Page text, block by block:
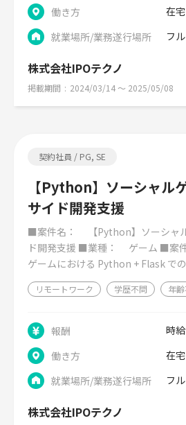
働き方
在宅
就業場所/業務遂行場所
フ
株式会社IPOテクノ
掲載期間 2024/03/14 〜 2025/05/08
契約社員 / PG, SE
【Python】ソーシャル
サイド開発支援
■案件名： 【Python】ソーシャ
ド開発支援 ■業種： ゲーム ■案
ゲームにおける Python + Flask で
リモートワーク 学歴不問 年
報酬
時
働き方
在宅
就業場所/業務遂行場所
フ
株式会社IPOテクノ